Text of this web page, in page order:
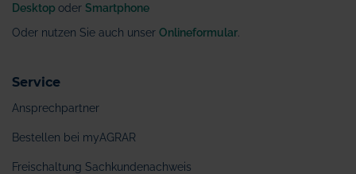
Desktop oder Smartphone
Oder nutzen Sie auch unser Onlineformular
Service
Ansprechpartner
Bestellen bei myAGRAR
Freischaltung Sachkundenachweis